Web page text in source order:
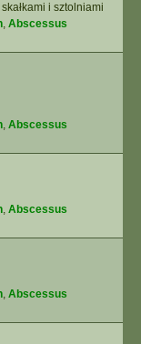
i sztolniami
, Abscessus
, Abscessus
, Abscessus
, Abscessus